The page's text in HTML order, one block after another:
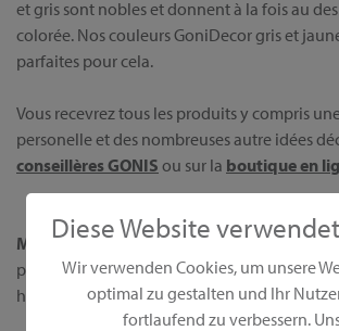
Diese Website
Wir verwenden Cookies, um unsere
optimal zu gestalten und Ihr
fortlaufend zu verbessern.
et gris sont nobles et donnent à la fois au
colorée. Nos couleurs GoniDecor gris et
parfaites pour cela.
Vous recevrez tous les produits y compris
personelle et des nombreuses autre idées
conseillères GONIS ou sur la boutique en
Matériel et accessoires :GoniDecor gris et
pinceau n° 25, lot de pinceaux, gobelet à eau,
housse de coussin 40x40 cm